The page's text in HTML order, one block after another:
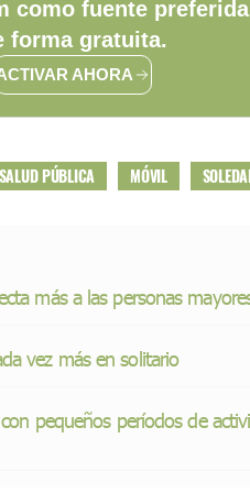
como fuente
forma gratuita.
AHORA
PÚBLICA MÓVIL
más a las personas
vez más en solitario
pequeños períodos de